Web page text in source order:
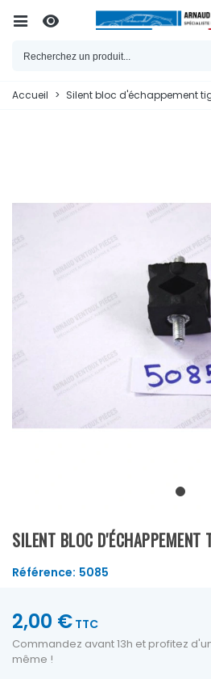
Accueil > Silent bloc d'échappement
SILENT BLOC
Référence: 5085
2,00 € TTC
Commandez avant 13h et profitez
même !